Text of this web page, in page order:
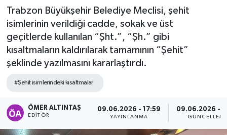
Trabzon Büyükşehir Belediye Meclisi, şehit
isimlerinin verildiği cadde, sokak ve üst
geçitlerde kullanılan “Şht.”, “Şh.” gibi
kısaltmaların kaldırılarak tamamının “Şehit”
şeklinde yazılmasını kararlaştırdı.
#Şehit isimlerindeki kısaltmalar
ÖMER ALTINTAŞ
EDITÖR
09.06.2026 - 17:59
YAYINLANMA
09.06.2026 -
Son Dakika Haberleri
Haber Arşivi